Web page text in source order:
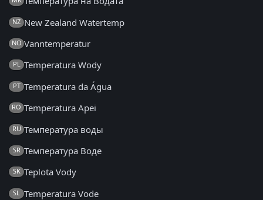
NZ New Zealand Watertemp
NO Vanntemperatur
PL Temperatura Wody
PT Temperatura da Água
RO Temperatura Apei
RU Температура воды
SR Температура Воде
SK Teplota Vody
SL Temperatura Vode